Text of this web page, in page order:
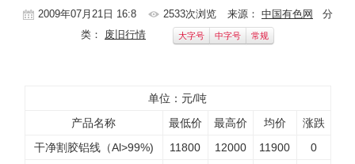
铝
镁钛
2009年07月21日 16:8 2533次浏览 来源： 中国有色网
分
类： 废旧行情 大字号 中字号 常规
单位：元/吨
产品名称
最低价 最高价 均价
涨跌
干净割胶铝线（Al>99%)
11800 12000 11900
0